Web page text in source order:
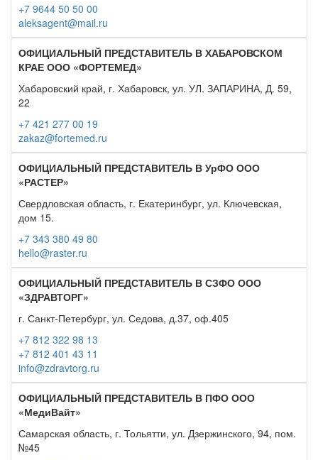
+7 9644 50 50 00
aleksagent@mail.ru
ОФИЦИАЛЬНЫЙ ПРЕДСТАВИТЕЛЬ В ХАБАРОВСКОМ
КРАЕ ООО «ФОРТЕМЕД»
Хабаровский край, г. Хабаровск, ул. УЛ. ЗАПАРИНА, Д. 59,
22
+7 421 277 00 19
zakaz@fortemed.ru
ОФИЦИАЛЬНЫЙ ПРЕДСТАВИТЕЛЬ В УрФО ООО
«РАСТЕР»
Свердловская область, г. Екатеринбург, ул. Ключевская,
дом 15.
+7 343 380 49 80
hello@raster.ru
ОФИЦИАЛЬНЫЙ ПРЕДСТАВИТЕЛЬ В СЗФО ООО
«ЗДРАВТОРГ»
г. Санкт-Петербург, ул. Седова, д.37, оф.405
+7 812 322 98 13
+7 812 401 43 11
info@zdravtorg.ru
ОФИЦИАЛЬНЫЙ ПРЕДСТАВИТЕЛЬ В ПФО ООО
«МедиВайт»
Самарская область, г. Тольятти, ул. Дзержинского, 94, пом.
№45